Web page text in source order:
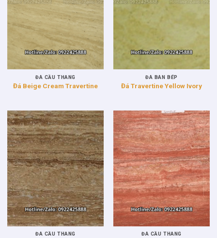
ĐÁ CẦU THANG
Đá Beige Cream Travertine
ĐÁ BÀN BẾP
Đá Travertine Yellow Ivory
ĐÁ CẦU THANG ĐÁ CẦU THANG